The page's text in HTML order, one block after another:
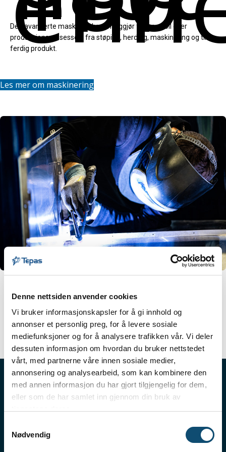
Denne nettsiden anvender cookies
Vi bruker informasjonskapsler for å gi innhold og
annonser et personlig preg, for å levere sosiale
mediefunksjoner og for å analysere trafikken vår. Vi deler
dessuten informasjon om hvordan du bruker nettstedet
vårt, med partnerne våre innen sosiale medier,
annonsering og analysearbeid, som kan kombinere den
med annen informasjon du har gjort tilgjengelig for dem,
eller som de har samlet inn gjennom din bruk av
Nødvendig
Den avanserte maskinparken muliggjør full kontroll over
produksjonsprosessen, fra støping, herding, maskinering og til
ferdig produkt.
Les mer om maskinering